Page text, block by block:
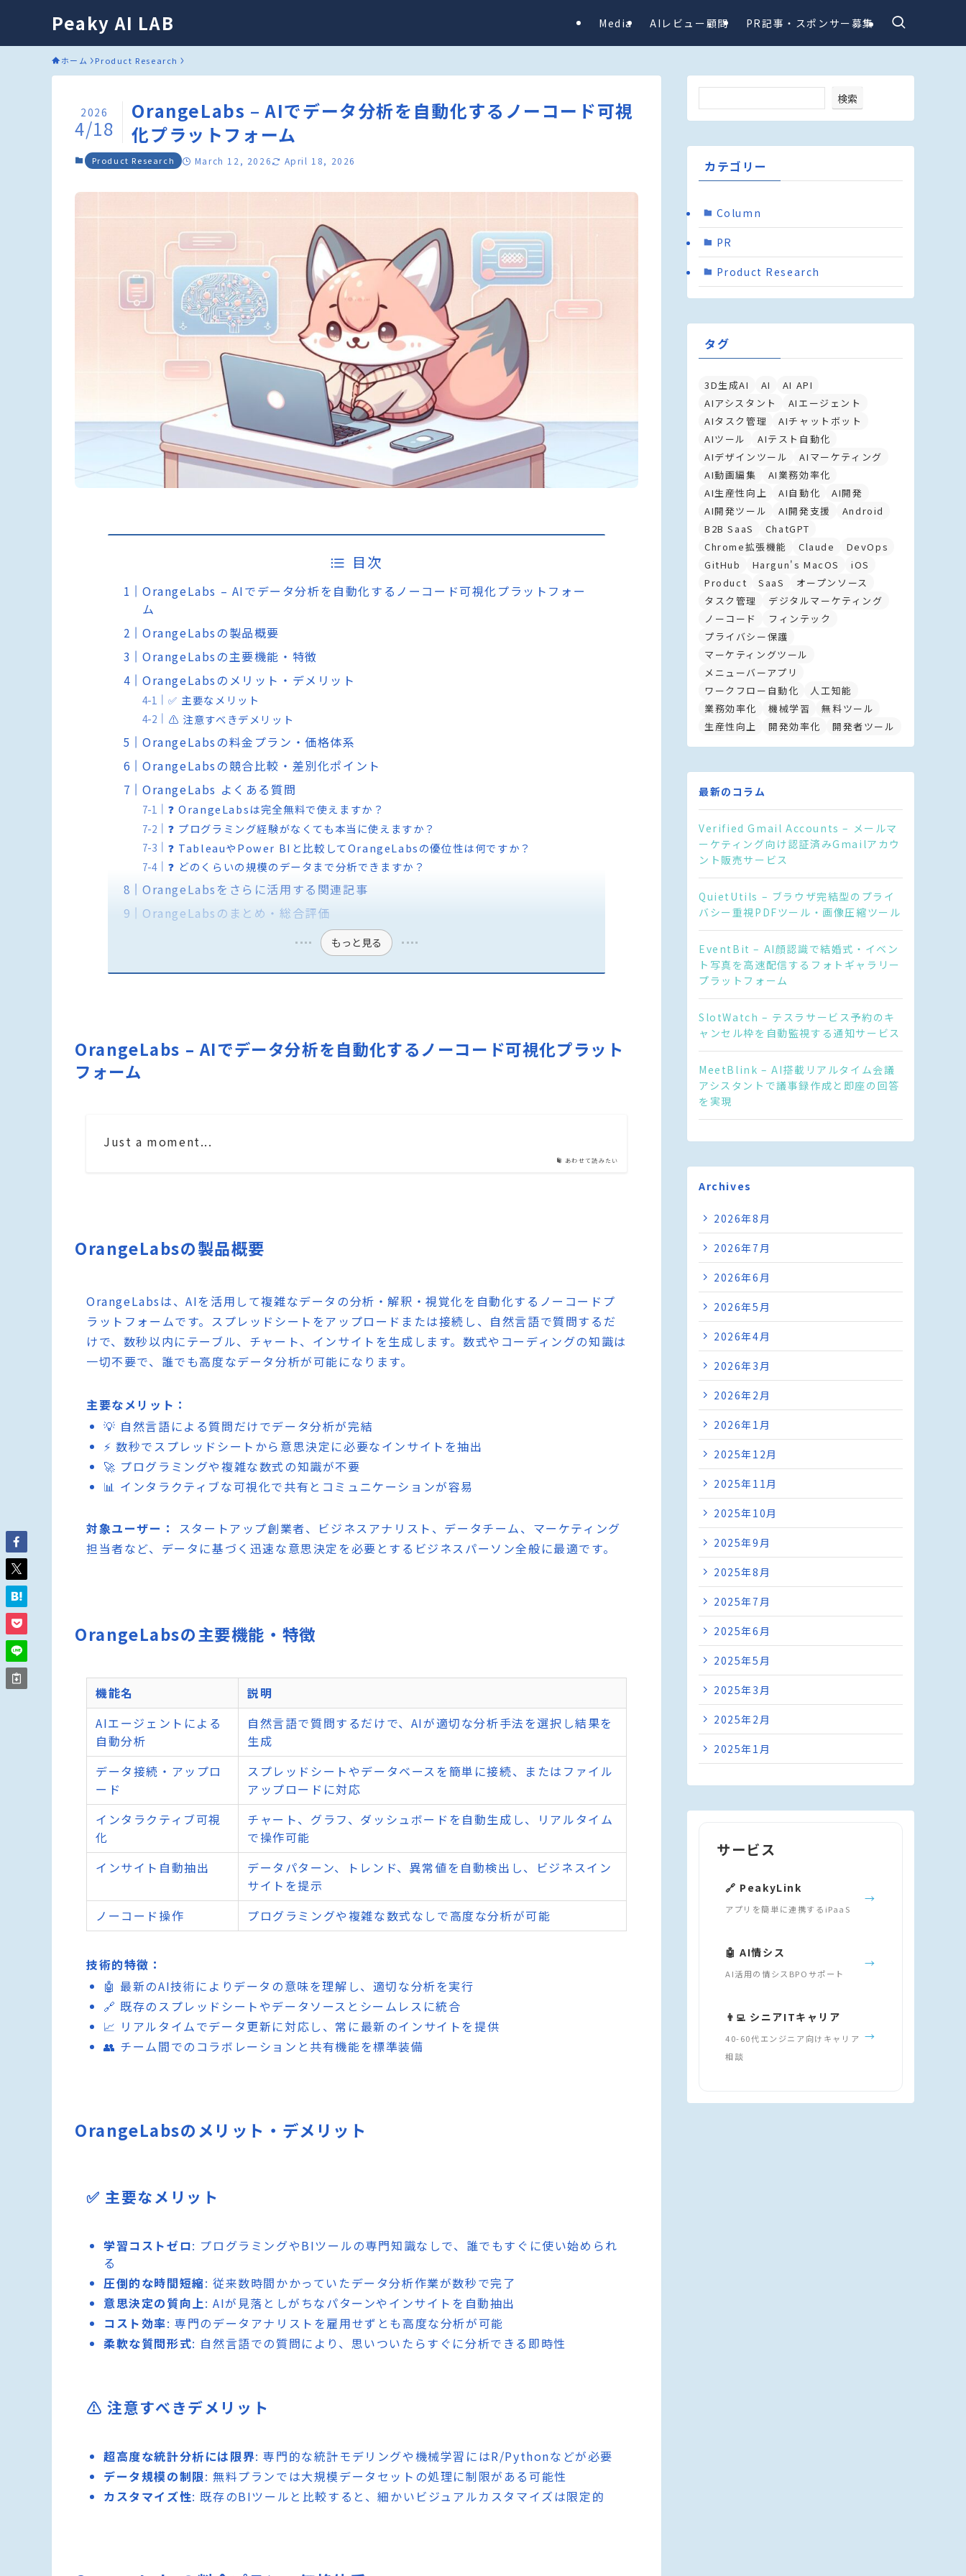
Peaky AI LAB Media AIレビュー顧問 PR記事・スポンサー募集
ホーム Product Research
OrangeLabs – AIでデータ分析を自動化するノーコード可視
化プラットフォーム
2026
4/18
Product Research March 12, 2026 April 18, 2026
目次
OrangeLabs – AIでデータ分析を自動化するノーコード可視化プラットフォー
ム
OrangeLabsの製品概要
OrangeLabsの主要機能・特徴
OrangeLabsのメリット・デメリット
✅ 主要なメリット
⚠️ 注意すべきデメリット
OrangeLabsの料金プラン・価格体系
OrangeLabsの競合比較・差別化ポイント
OrangeLabs よくある質問
❓ OrangeLabsは完全無料で使えますか？
❓ プログラミング経験がなくても本当に使えますか？
❓ TableauやPower BIと比較してOrangeLabsの優位性は何ですか？
❓ どのくらいの規模のデータまで分析できますか？
OrangeLabsをさらに活用する関連記事
OrangeLabsのまとめ・総合評価
もっと見る
OrangeLabs – AIでデータ分析を自動化するノーコード可視化プラット
フォーム
あわせて読みたい
Just a moment...
OrangeLabsの製品概要
OrangeLabsは、AIを活用して複雑なデータの分析・解釈・視覚化を自動化するノーコードプ
ラットフォームです。スプレッドシートをアップロードまたは接続し、自然言語で質問するだ
けで、数秒以内にテーブル、チャート、インサイトを生成します。数式やコーディングの知識は
一切不要で、誰でも高度なデータ分析が可能になります。
主要なメリット：
💡 自然言語による質問だけでデータ分析が完結
⚡ 数秒でスプレッドシートから意思決定に必要なインサイトを抽出
🚀 プログラミングや複雑な数式の知識が不要
📊 インタラクティブな可視化で共有とコミュニケーションが容易
対象ユーザー：
スタートアップ創業者、ビジネスアナリスト、データチーム、マーケティング
担当者など、データに基づく迅速な意思決定を必要とするビジネスパーソン全般に最適です。
OrangeLabsの主要機能・特徴
機能名
説明
AIエージェントによる
自動分析
自然言語で質問するだけで、AIが適切な分析手法を選択し結果を
生成
データ接続・アップロ
ード
スプレッドシートやデータベースを簡単に接続、またはファイル
アップロードに対応
インタラクティブ可視
化
チャート、グラフ、ダッシュボードを自動生成し、リアルタイム
で操作可能
インサイト自動抽出
データパターン、トレンド、異常値を自動検出し、ビジネスイン
サイトを提示
ノーコード操作
プログラミングや複雑な数式なしで高度な分析が可能
技術的特徴：
🤖 最新のAI技術によりデータの意味を理解し、適切な分析を実行
🔗 既存のスプレッドシートやデータソースとシームレスに統合
📈 リアルタイムでデータ更新に対応し、常に最新のインサイトを提供
👥 チーム間でのコラボレーションと共有機能を標準装備
OrangeLabsのメリット・デメリット
✅ 主要なメリット
学習コストゼロ: プログラミングやBIツールの専門知識なしで、誰でもすぐに使い始められ
る
圧倒的な時間短縮: 従来数時間かかっていたデータ分析作業が数秒で完了
意思決定の質向上: AIが見落としがちなパターンやインサイトを自動抽出
コスト効率: 専門のデータアナリストを雇用せずとも高度な分析が可能
柔軟な質問形式: 自然言語での質問により、思いついたらすぐに分析できる即時性
⚠️ 注意すべきデメリット
超高度な統計分析には限界: 専門的な統計モデリングや機械学習にはR/Pythonなどが必要
データ規模の制限: 無料プランでは大規模データセットの処理に制限がある可能性
カスタマイズ性: 既存のBIツールと比較すると、細かいビジュアルカスタマイズは限定的
検索
カテゴリー
Column
PR
Product Research
タグ
3D生成AI AI
AI API
AIアシスタント
AIエージェント
AIタスク管理
AIチャットボット
AIツール
AIテスト自動化
AIデザインツール
AIマーケティング
AI動画編集
AI業務効率化
AI生産性向上
AI自動化
AI開発
AI開発ツール
AI開発支援
Android
B2B SaaS
ChatGPT
Chrome拡張機能
Claude
DevOps
GitHub
Hargun's MacOS
iOS
Product
SaaS
オープンソース
タスク管理
デジタルマーケティング
ノーコード
フィンテック
プライバシー保護
マーケティングツール
メニューバーアプリ
ワークフロー自動化
人工知能
業務効率化
機械学習
無料ツール
生産性向上
開発効率化 開発者ツール
最新のコラム
Verified Gmail Accounts – メールマ
ーケティング向け認証済みGmailアカウ
ント販売サービス
QuietUtils – ブラウザ完結型のプライ
バシー重視PDFツール・画像圧縮ツール
EventBit – AI顔認識で結婚式・イベン
ト写真を高速配信するフォトギャラリー
プラットフォーム
SlotWatch – テスラサービス予約のキ
ャンセル枠を自動監視する通知サービス
MeetBlink – AI搭載リアルタイム会議
アシスタントで議事録作成と即座の回答
を実現
Archives
2026年8月
2026年7月
2026年6月
2026年5月
2026年4月
2026年3月
2026年2月
2026年1月
2025年12月
2025年11月
2025年10月
2025年9月
2025年8月
2025年7月
2025年6月
2025年5月
2025年3月
2025年2月
2025年1月
サービス
🔗 PeakyLink
アプリを簡単に連携するiPaaS
→
🤖 AI情シス
AI活用の情シスBPOサポート
→
👨‍💻 シニアITキャリア
40-60代エンジニア向けキャリア
相談
→